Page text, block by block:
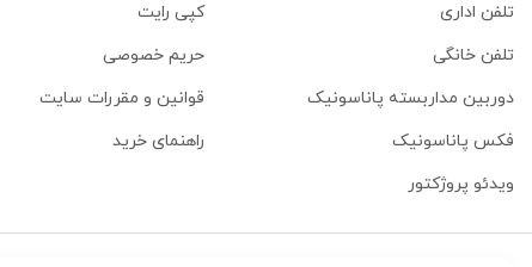
تلفن اداری
تلفن خانگی
دوربین مداربسته پاناسونیک
فکس پاناسونیک
ویدئو پروژکتور
کپی رایت
حریم خصوصی
قوانین و مقررات سایت
راهنمای خرید